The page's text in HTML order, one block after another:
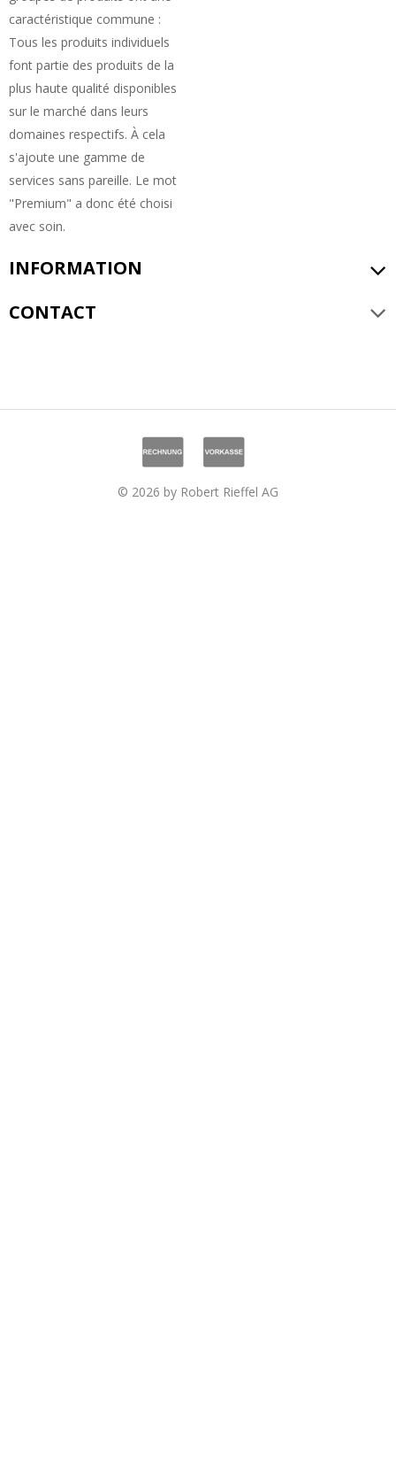
caractéristique commune :
Tous les produits individuels
font partie des produits de la
plus haute qualité disponibles
sur le marché dans leurs
domaines respectifs. À cela
s'ajoute une gamme de
services sans pareille. Le mot
"Premium" a donc été choisi
avec soin.
INFORMATION
CONTACT
© 2026 by Robert Rieffel AG